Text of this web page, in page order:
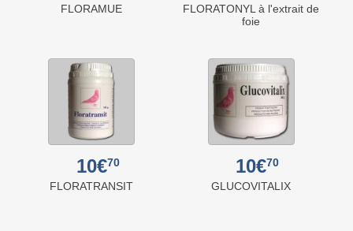
FLORAMUE
FLORATONYL à l'extrait de
foie
10€70
FLORATRANSIT
10€70
GLUCOVITALIX